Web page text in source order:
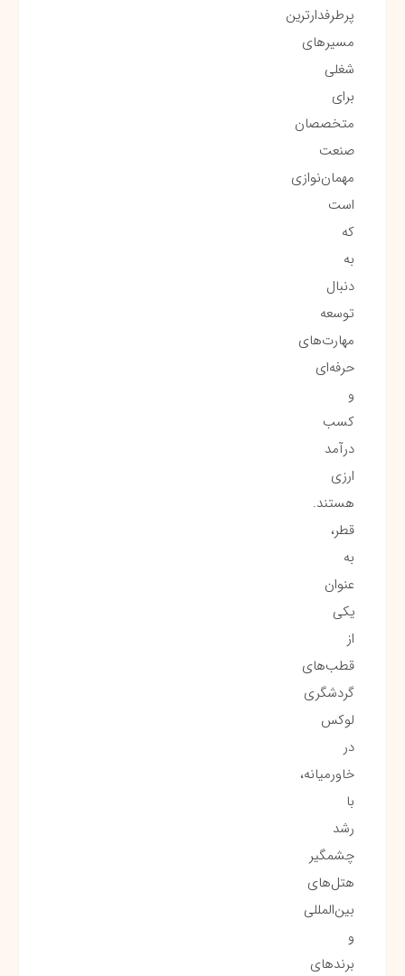
پرطرفدارترین
مسیرهای
شغلی
برای
متخصصان
صنعت
مهمان‌نوازی
است
که
به
دنبال
توسعه
مهارت‌های
حرفه‌ای
و
کسب
درآمد
ارزی
هستند.
قطر،
به
عنوان
یکی
از
قطب‌های
گردشگری
لوکس
در
خاورمیانه،
با
رشد
چشمگیر
هتل‌های
بین‌المللی
و
برندهای